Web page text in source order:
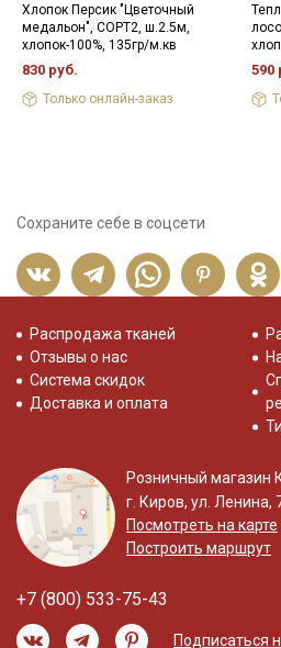
Хлопок Персик "Цветочный
медальон", СОРТ2, ш.2.5м,
хлопок-100%, 135гр/м.кв
830 руб.
Только онлайн-заказ
590
Сохраните себе в соцсети
Распродажа тканей
Отзывы о нас
Система скидок
Доставка и оплата
Розничный магазин
г. Киров, ул. Ленина,
Посмотреть на карте
Построить маршрут
+7 (800) 533-75-43
Подписаться